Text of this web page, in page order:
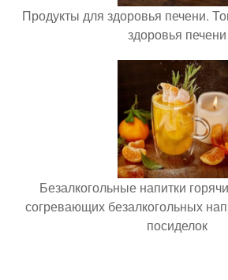
Продукты для здоровья печени.
здоровья печени
Безалкогольные напитки
согревающих безалкогольных
посиделок